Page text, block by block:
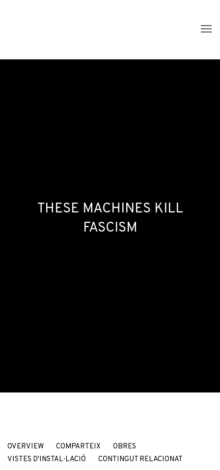
THESE MACHINES KILL
FASCISM
AVELINO SALA
OVERVIEW COMPARTEIX
OBRES
VISTES D'INSTAL·LACIÓ
CONTINGUT RELACIONAT